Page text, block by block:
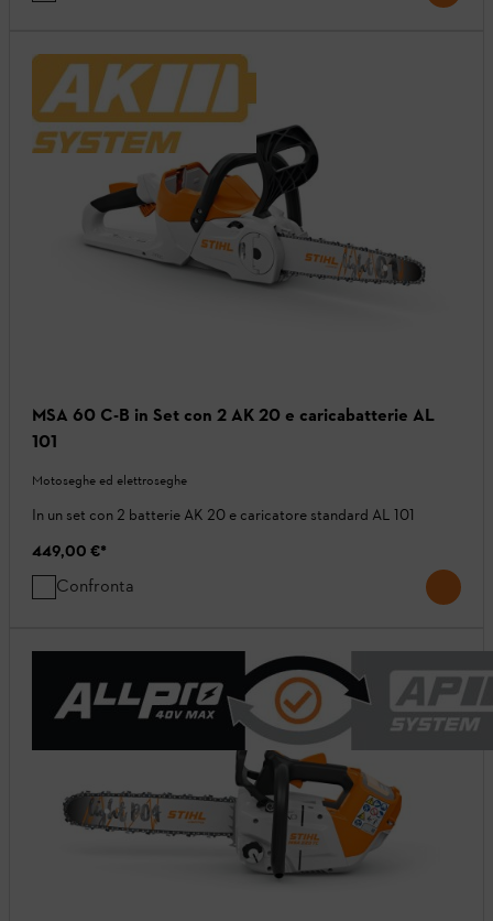
MSA 60 C-B in Set con 2 AK 20 e caricabatterie AL
101
Motoseghe ed elettroseghe
In un set con 2 batterie AK 20 e caricatore standard AL 101
449,00 €*
Confronta